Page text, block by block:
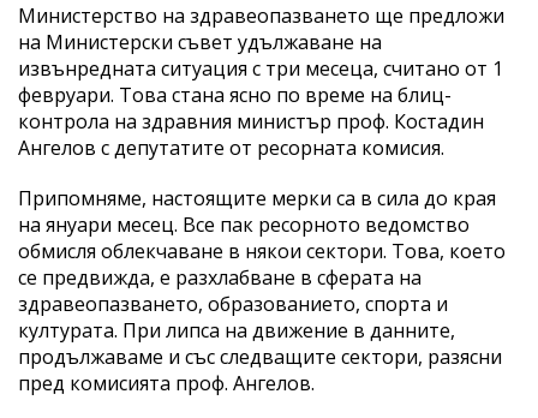
Министерство на здравеопазването ще предложи
на Министерски съвет удължаване на
извънредната ситуация с три месеца, считано от 1
февруари. Това стана ясно по време на блиц-
контрола на здравния министър проф. Костадин
Ангелов с депутатите от ресорната комисия.
Припомняме, настоящите мерки са в сила до края
на януари месец. Все пак ресорното ведомство
обмисля облекчаване в някои сектори. Това, което
се предвижда, е разхлабване в сферата на
здравеопазването, образованието, спорта и
културата. При липса на движение в данните,
продължаваме и със следващите сектори, разясни
пред комисията проф. Ангелов.